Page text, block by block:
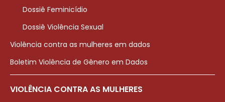
Dossiê Feminicídio
Dossiê Violência Sexual
Violência contra as mulheres em dados
Boletim Violência de Gênero em Dados
VIOLÊNCIA CONTRA AS MULHERES